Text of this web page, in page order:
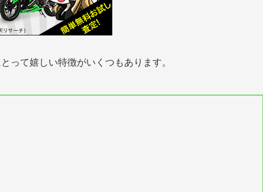
って嬉しい特徴がいくつもあります。